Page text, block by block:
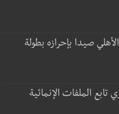
صيدا بإحرازه بطولة
تابع الملفات الإنمائية